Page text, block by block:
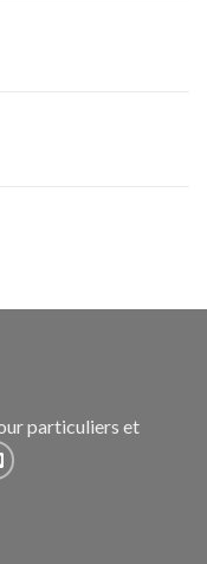
particuliers et